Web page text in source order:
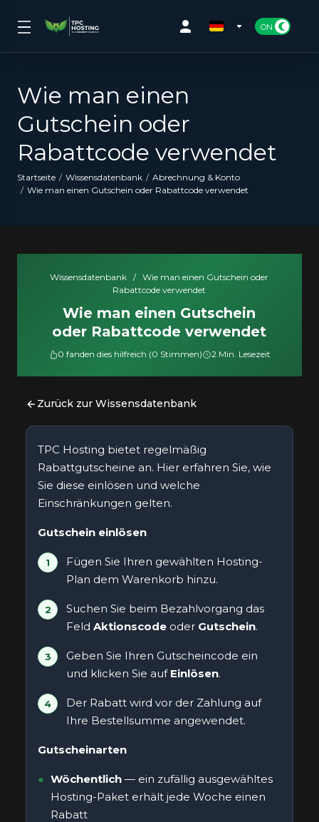
Wie man einen
Gutschein oder
Rabattcode verwendet
Startseite Wissensdatenbank
Abrechnung & Konto
Wie man einen Gutschein oder Rabattcode verwendet
Wissensdatenbank / Wie man einen Gutschein oder
Rabattcode verwendet
Wie man einen Gutschein
oder Rabattcode verwendet
0 fanden dies hilfreich (0 Stimmen) 2 Min. Lesezeit
Zurück zur Wissensdatenbank
TPC Hosting bietet regelmäßig
Rabattgutscheine an. Hier erfahren Sie, wie
Sie diese einlösen und welche
Einschränkungen gelten.
Gutschein einlösen
Fügen Sie Ihren gewählten Hosting-
Plan dem Warenkorb hinzu.
Suchen Sie beim Bezahlvorgang das
Feld Aktionscode oder Gutschein.
Geben Sie Ihren Gutscheincode ein
und klicken Sie auf Einlösen.
Der Rabatt wird vor der Zahlung auf
Ihre Bestellsumme angewendet.
Gutscheinarten
Wöchentlich — ein zufällig ausgewähltes
Hosting-Paket erhält jede Woche einen
Rabatt